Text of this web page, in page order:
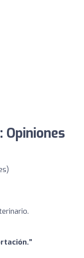
Opiniones